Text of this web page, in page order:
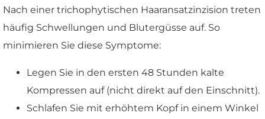
Nach einer trichophytischen Haaransatzinzision treten
häufig Schwellungen und Blutergüsse auf. So
minimieren Sie diese Symptome:
Legen Sie in den ersten 48 Stunden kalte
Kompressen auf (nicht direkt auf den Einschnitt).
Schlafen Sie mit erhöhtem Kopf in einem Winkel